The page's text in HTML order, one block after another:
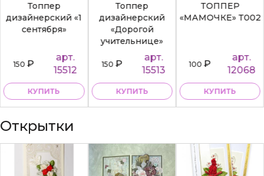
Топпер
дизайнерский «1
сентября»
150₽
арт.
15512
КУПИТЬ
Топпер
дизайнерский
«Дорогой
учительнице»
150₽
арт.
15513
КУПИТЬ
ТОППЕР
«МАМОЧКЕ» Т002
100₽
арт.
12068
КУПИТЬ
Открытки